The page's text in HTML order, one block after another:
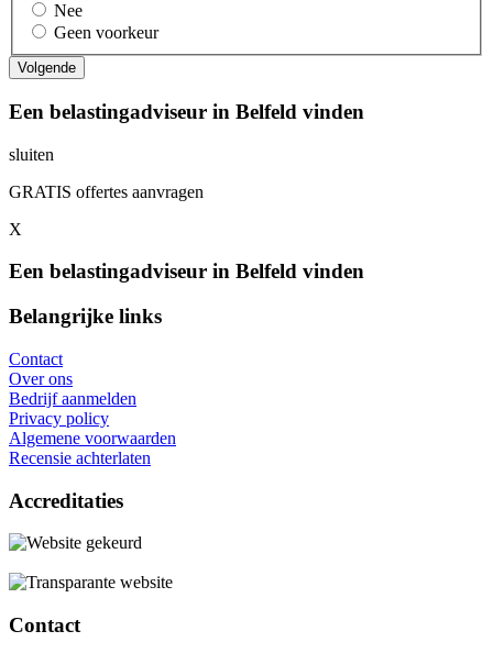
Nee
Geen voorkeur
Een belastingadviseur in Belfeld vinden
sluiten
GRATIS offertes aanvragen
X
Een belastingadviseur in Belfeld vinden
Belangrijke links
Contact
Over ons
Bedrijf aanmelden
Privacy policy
Algemene voorwaarden
Recensie achterlaten
Accreditaties
Contact